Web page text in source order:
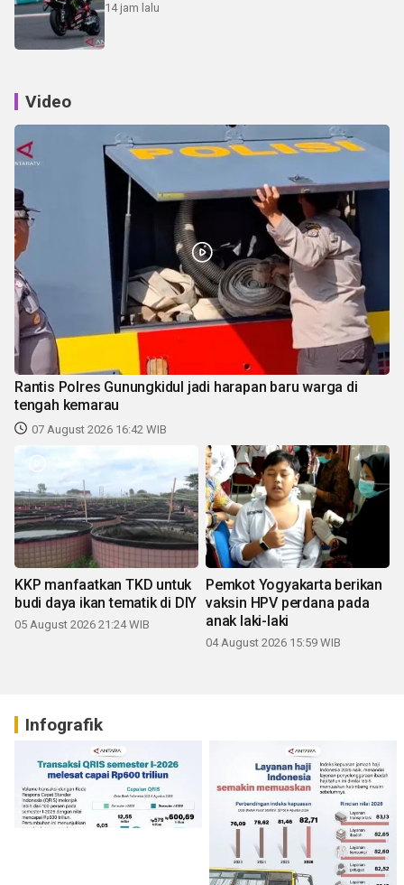
14 jam lalu
Video
Rantis Polres Gunungkidul jadi harapan baru warga di
tengah kemarau
07 August 2026 16:42 WIB
KKP manfaatkan TKD untuk
budi daya ikan tematik di DIY
05 August 2026 21:24 WIB
Pemkot Yogyakarta berikan
vaksin HPV perdana pada
anak laki-laki
04 August 2026 15:59 WIB
Infografik